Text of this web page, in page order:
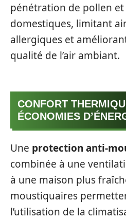
pénétration de pollen et
domestiques, limitant
allergiques et
qualité de l’air ambiant.
CONFORT
ÉCONOMIES
Une protection anti-
combinée à une
à une maison plus
moustiquaires
l’utilisation de la